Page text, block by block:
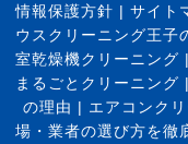
情報保護方針 | サイト
ウスクリーニング王子
室乾燥機クリーニング |
まるごとクリーニング |
の理由 | エアコンク
場・業者の選び方を徹